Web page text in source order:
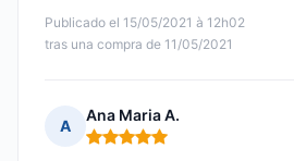
Publicado el 15/05/2021 à 12h02
tras una compra de 11/05/2021
A
Ana Maria A.
Nota: 5 de 5